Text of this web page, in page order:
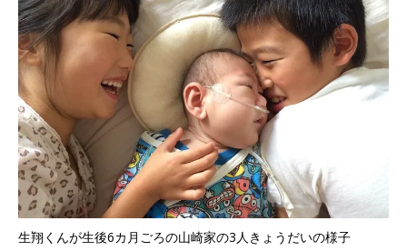
生翔くんが生後6カ月ごろの山崎家の3人きょうだいの様子